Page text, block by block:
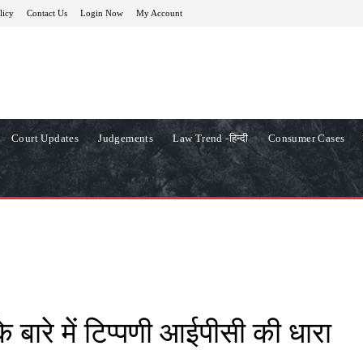
Contact Us Login Now My Account
Court Updates Judgements Law Trend -हिन्दी Consumer Cases
में टिप्पणी आईपीसी की धारा